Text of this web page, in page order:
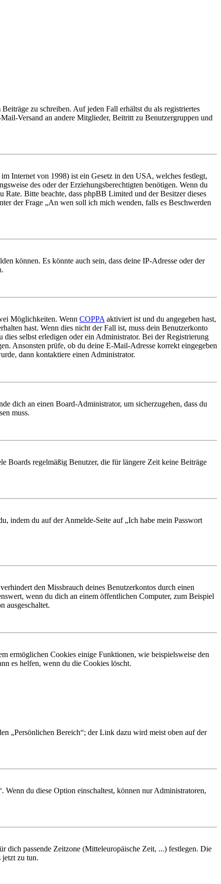
zu schreiben. Auf jeden Fall erhältst du als registriertes
Versand an andere Mitglieder, Beitritt zu Benutzergruppen und
Internet von 1998) ist ein Gesetz in den USA, welches festlegt,
des oder der Erziehungsberechtigten benötigen. Wenn du
Bitte beachte, dass phpBB Limited und der Besitzer dieses
der Frage „An wen soll ich mich wenden, falls es Beschwerden
können. Es könnte auch sein, dass deine IP-Adresse oder der
Möglichkeiten. Wenn COPPA aktiviert ist und du angegeben hast,
hast. Wenn dies nicht der Fall ist, muss dein Benutzerkonto
selbst erledigen oder ein Administrator. Bei der Registrierung
Ansonsten prüfe, ob du deine E-Mail-Adresse korrekt eingegeben
dann kontaktiere einen Administrator.
dich an einen Board-Administrator, um sicherzugehen, dass du
muss.
Boards regelmäßig Benutzer, die für längere Zeit keine Beiträge
indem du auf der Anmelde-Seite auf „Ich habe mein Passwort
den Missbrauch deines Benutzerkontos durch einen
wenn du dich an einem öffentlichen Computer, zum Beispiel
ausgeschaltet.
ermöglichen Cookies einige Funktionen, wie beispielsweise den
es helfen, wenn du die Cookies löscht.
„Persönlichen Bereich“; der Link dazu wird meist oben auf der
du diese Option einschaltest, können nur Administratoren,
dich passende Zeitzone (Mitteleuropäische Zeit, ...) festlegen. Die
jetzt zu tun.